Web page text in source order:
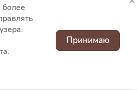
персональных данных
Принимаю